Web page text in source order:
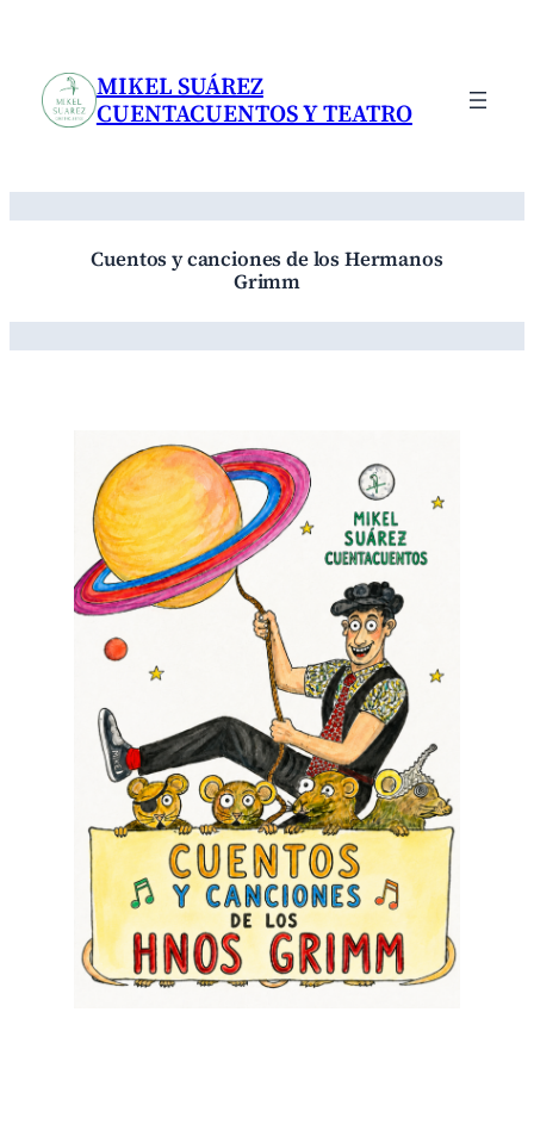
contenido MIKEL SUÁREZ
CUENTACUENTOS Y TEATRO
Cuentos y canciones de los Hermanos
Grimm